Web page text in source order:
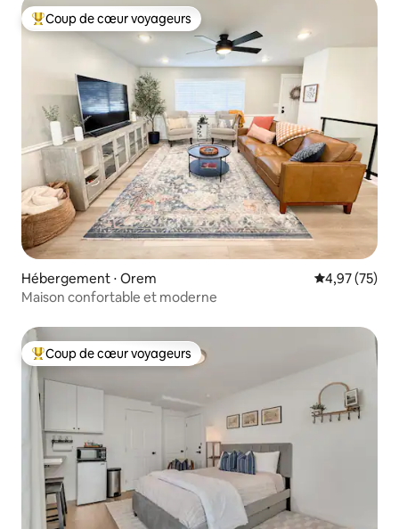
Coups de cœur voyageurs les plus appréciés
Coup de cœur voyageurs
Hébergement ⋅ Orem Évaluation
4,97 (75)
Maison confortable et moderne
Coups de cœur voyageurs les plus appréciés
Coup de cœur voyageurs